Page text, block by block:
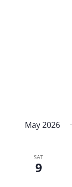
May 2026
SAT
9